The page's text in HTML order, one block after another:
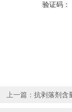
验证码：
上一篇： 抗剥落剂含